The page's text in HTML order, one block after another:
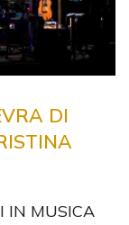
DI
IN MUSICA